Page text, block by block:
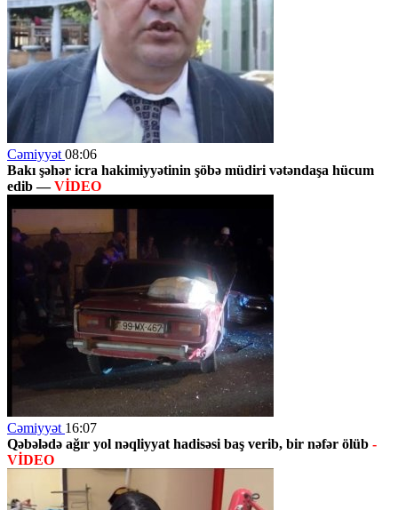
Cəmiyyət 08:06
Bakı şəhər icra hakimiyyətinin şöbə müdiri vətəndaşa hücum
edib —VİDEO
Cəmiyyət 16:07
Qəbələdə ağır yol nəqliyyat hadisəsi baş verib, bir nəfər ölüb -
VİDEO